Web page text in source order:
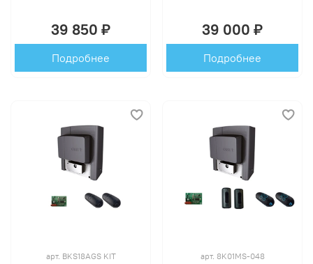
39 850 ₽
Подробнее
39 000 ₽
Подробнее
арт. BKS18AGS KIT арт. 8K01MS-048